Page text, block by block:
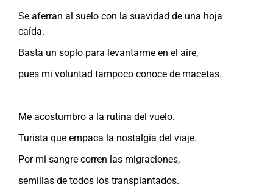
Se aferran al suelo con la suavidad de una hoja
caída.
Basta un soplo para levantarme en el aire,
pues mi voluntad tampoco conoce de macetas.
Me acostumbro a la rutina del vuelo.
Turista que empaca la nostalgia del viaje.
Por mi sangre corren las migraciones,
semillas de todos los transplantados.